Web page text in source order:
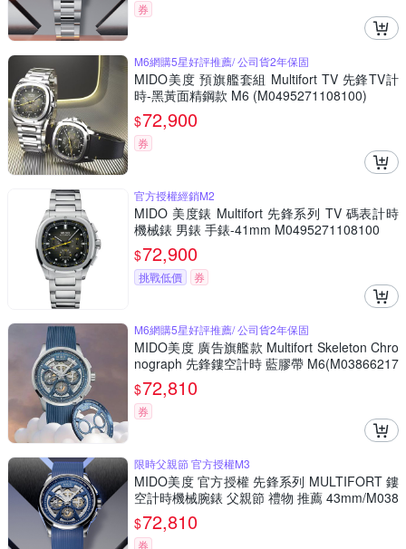
券
M6網購5星好評推薦/ 公司貨2年保固
MIDO美度 預旗艦套組 Multifort TV 先鋒TV計
時-黑黃面精鋼款 M6 (M0495271108100)
$72,900
券
官方授權經銷M2
MIDO 美度錶 Multifort 先鋒系列 TV 碼表計時
機械錶 男錶 手錶-41mm M0495271108100
$72,900
挑戰低價 券
M6網購5星好評推薦/ 公司貨2年保固
MIDO美度 廣告旗艦款 Multifort Skeleton Chro
nograph 先鋒鏤空計時 藍膠帶 M6(M03866217
04000)
$72,810
券
限時父親節 官方授權M3
MIDO美度 官方授權 先鋒系列 MULTIFORT 鏤
空計時機械腕錶 父親節 禮物 推薦 43mm/M038
6621704000
$72,810
券